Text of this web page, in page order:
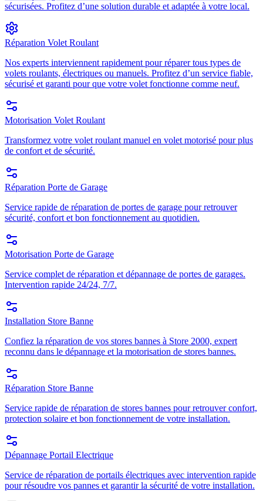
sécurisées. Profitez d’une solution durable et adaptée à votre local.
Réparation Volet Roulant
Nos experts interviennent rapidement pour réparer tous types de
volets roulants, électriques ou manuels. Profitez d’un service fiable,
sécurisé et garanti pour que votre volet fonctionne comme neuf.
Motorisation Volet Roulant
Transformez votre volet roulant manuel en volet motorisé pour plus
de confort et de sécurité.
Réparation Porte de Garage
Service rapide de réparation de portes de garage pour retrouver
sécurité, confort et bon fonctionnement au quotidien.
Motorisation Porte de Garage
Service complet de réparation et dépannage de portes de garages.
Intervention rapide 24/24, 7/7.
Installation Store Banne
Confiez la réparation de vos stores bannes à Store 2000, expert
reconnu dans le dépannage et la motorisation de stores bannes.
Réparation Store Banne
Service rapide de réparation de stores bannes pour retrouver confort,
protection solaire et bon fonctionnement de votre installation.
Dépannage Portail Electrique
Service de réparation de portails électriques avec intervention rapide
pour résoudre vos pannes et garantir la sécurité de votre installation.